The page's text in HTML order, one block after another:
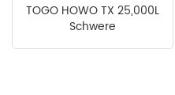
Filipino
српски
TOGO HOWO TX 25,000L
Schwere